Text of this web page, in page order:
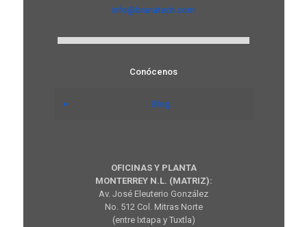
info@branatech.com
Conócenos
Blog
OFICINAS Y PLANTA
MONTERREY N.L. (MATRIZ):
Av. José Eleuterio González
No. 512 Col. Mitras Norte
(entre Ixtapa y Tuxtla)